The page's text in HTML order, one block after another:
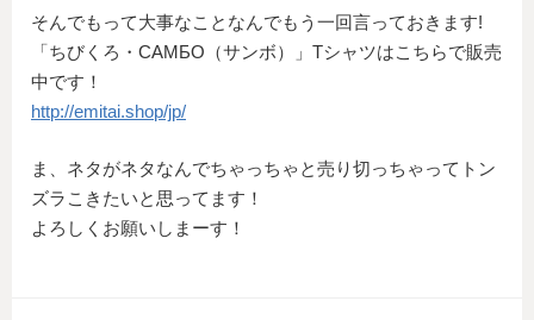
そんでもって大事なことなんでもう一回言っておきます!
「ちびくろ・САМБО（サンボ）」Tシャツはこちらで販売
中です！
http://emitai.shop/jp/
ま、ネタがネタなんでちゃっちゃと売り切っちゃってトン
ズラこきたいと思ってます！
よろしくお願いしまーす！